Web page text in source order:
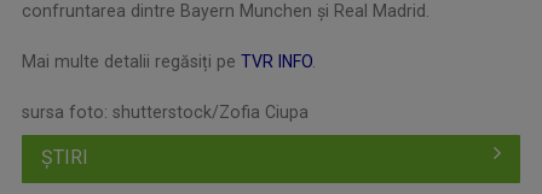
confruntarea dintre Bayern Munchen și Real Madrid.
Mai multe detalii regăsiți pe TVR INFO.
sursa foto: shutterstock/Zofia Ciupa
ȘTIRI